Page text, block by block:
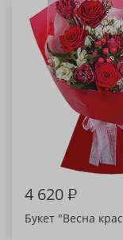
4 620₽
Букет "Весна